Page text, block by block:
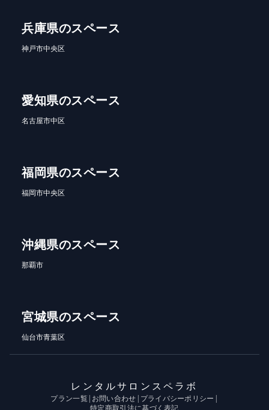
兵庫県のスペース
神戸市中央区
愛知県のスペース
名古屋市中区
福岡県のスペース
福岡市中央区
沖縄県のスペース
那覇市
宮城県のスペース
仙台市青葉区
レンタルサロンスペラボ
プラン一覧| お問い合わせ | プライバシーポリシー |
特定商取引法に基づく表記